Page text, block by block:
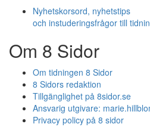
Nyhetskorsord, nyhetstips
och instuderingsfrågor till
Om 8 Sidor
Om tidningen 8 Sidor
8 Sidors redaktion
Tillgänglighet på 8sidor.se
Ansvarig utgivare:
Privacy policy på 8 sidor